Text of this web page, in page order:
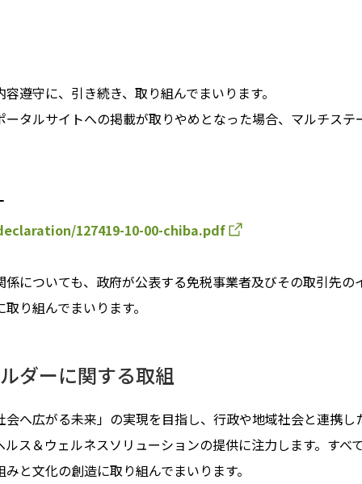
遵守に、引き続き、取り組んでまいります。
タルサイトへの掲載が取りやめとなった場合、マルチス
127419-10-00-chiba.pdf
についても、政府が公表する免税事業者及びその取引先
り組んでまいります。
ダーに関する取組
へ広がる未来」の実現を目指し、行政や地域社会と連携
ス＆ウェルネスソリューションの提供に注力します。すべ
と文化の創造に取り組んでまいります。